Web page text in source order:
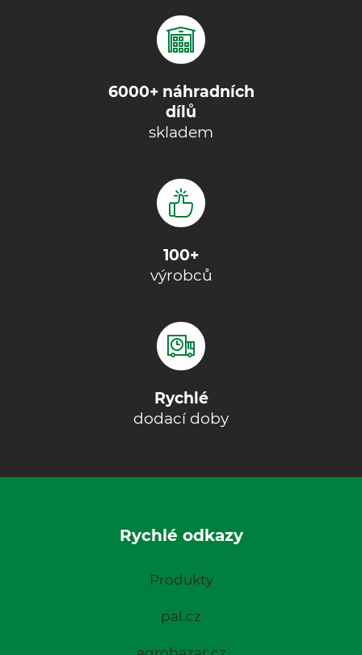
6000+ náhradních
dílů
skladem
100+
výrobců
Rychlé
dodací doby
Rychlé odkazy
Produkty
pal.cz